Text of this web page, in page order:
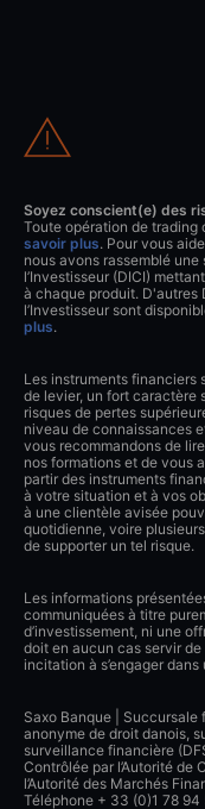
Soyez conscient(e) des
Toute opération de trading
savoir plus. Pour vous
nous avons rassemblé une
l’Investisseur (DICI)
à chaque produit. D'autres
l’Investisseur sont
plus.
Les instruments financiers
de levier, un fort caractère
risques de pertes
niveau de connaissances
vous recommandons de
nos formations et de vous
partir des instruments
à votre situation et à vos
à une clientèle avisée
quotidienne, voire
de supporter un tel risque.
Les informations
communiquées à titre
d’investissement, ni une
doit en aucun cas servir
incitation à s’engager
Saxo Banque | Succursale
anonyme de droit danois,
surveillance financière
Contrôlée par l’Autorité de
l’Autorité des Marchés
Téléphone + 33 (0)1 78 94